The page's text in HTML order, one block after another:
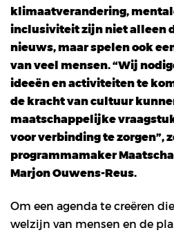
klimaatverandering,
inclusiviteit zijn niet alleen
nieuws, maar spelen ook
van veel mensen. “Wij
ideeën en activiteiten te
de kracht van cultuur
maatschappelijke
voor verbinding te zorgen”,
programmamaker
Marjon Ouwens-Reus.
Om een agenda te creëren
welzijn van mensen en de